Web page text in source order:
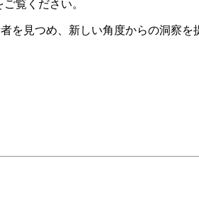
ご覧ください。
見つめ、新しい角度からの洞察を